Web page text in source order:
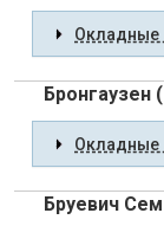
Окладные
Бронгаузен
Окладные
Бруевич